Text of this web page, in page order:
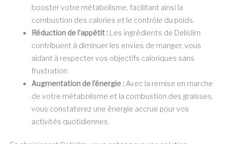
booster votre métabolisme, facilitant ainsi la
combustion des calories et le contrôle du poids.
Réduction de l’appétit : Les ingrédients de Delislim
contribuent à diminuer les envies de manger, vous
aidant à respecter vos objectifs caloriques sans
frustration.
Augmentation de l’énergie : Avec la remise en marche
de votre métabolisme et la combustion des graisses,
vous constaterez une énergie accrue pour vos
activités quotidiennes.